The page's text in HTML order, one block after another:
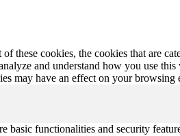
cookies, the cookies that are
and understand how you use
may have an effect on your browsing
basic functionalities and security